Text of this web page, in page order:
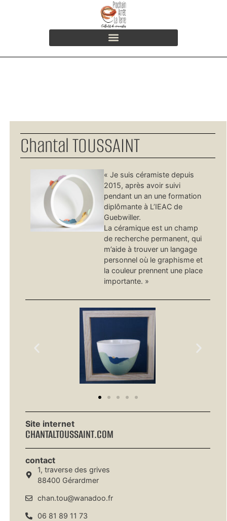
Chantal TOUSSAINT
« Je suis céramiste depuis
2015, après avoir suivi
pendant un an une formation
diplômante à L’IEAC de
Guebwiller.
La céramique est un champ
de recherche permanent, qui
m’aide à trouver un langage
personnel où le graphisme et
la couleur prennent une place
importante. »
Site internet
CHANTALTOUSSAINT.COM
contact
1, traverse des grives
88400 Gérardmer
chan.tou@wanadoo.fr
06 81 89 11 73